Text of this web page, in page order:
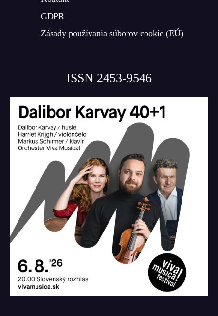
GDPR
Zásady používania súborov cookie (EÚ)
ISSN 2453-9546